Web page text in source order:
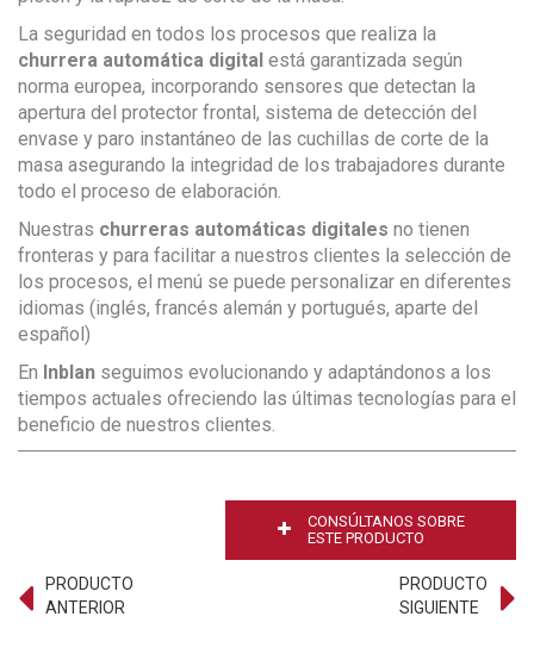
La seguridad en todos los procesos que realiza la
churrera automática digital está garantizada según
norma europea, incorporando sensores que detectan la
apertura del protector frontal, sistema de detección del
envase y paro instantáneo de las cuchillas de corte de la
masa asegurando la integridad de los trabajadores durante
todo el proceso de elaboración.
Nuestras churreras automáticas digitales no tienen
fronteras y para facilitar a nuestros clientes la selección de
los procesos, el menú se puede personalizar en diferentes
idiomas (inglés, francés alemán y portugués, aparte del
español)
En Inblan seguimos evolucionando y adaptándonos a los
tiempos actuales ofreciendo las últimas tecnologías para el
beneficio de nuestros clientes.
CONSÚLTANOS SOBRE
ESTE PRODUCTO
PRODUCTO
ANTERIOR
PRODUCTO
SIGUIENTE